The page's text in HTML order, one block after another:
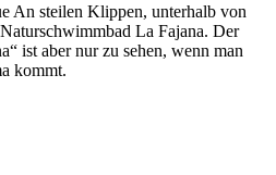
An steilen Klippen, unterhalb von
La Fajana. Der
ist aber nur zu sehen, wenn man
kommt.